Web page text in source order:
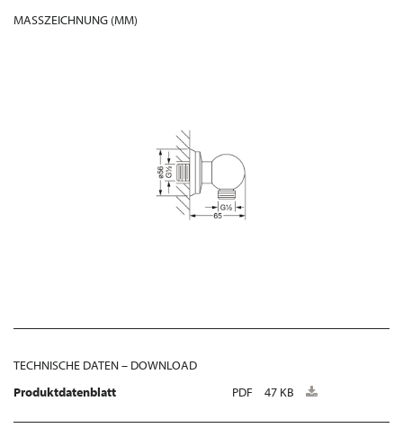
MASSZEICHNUNG (MM)
TECHNISCHE DATEN – DOWNLOAD
Produktdatenblatt
PDF 47 KB